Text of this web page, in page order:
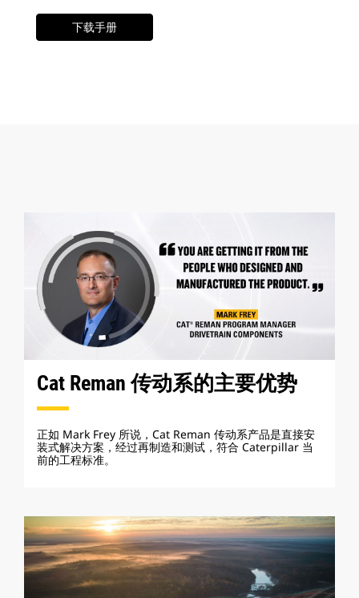
下载手册
Cat Reman 传动系的主要优势
正如 Mark Frey 所说，Cat Reman 传动系产品是直接安
装式解决方案，经过再制造和测试，符合 Caterpillar 当
前的工程标准。